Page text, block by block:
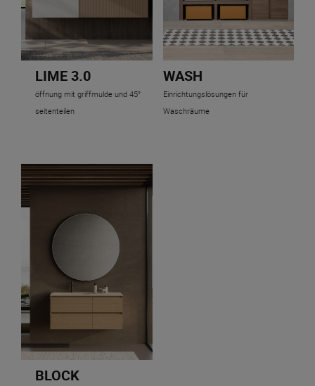
LIME 3.0
öffnung mit griffmulde und 45°
seitenteilen
WASH
Einrichtungslösungen für
Waschräume
BLOCK